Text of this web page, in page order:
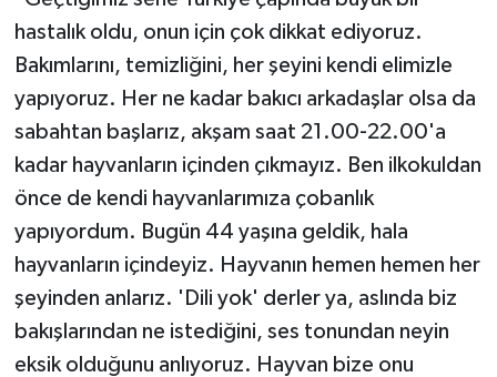
hastalık oldu, onun için çok dikkat ediyoruz.
Bakımlarını, temizliğini, her şeyini kendi elimizle
yapıyoruz. Her ne kadar bakıcı arkadaşlar olsa da
sabahtan başlarız, akşam saat 21.00-22.00'a
kadar hayvanların içinden çıkmayız. Ben ilkokuldan
önce de kendi hayvanlarımıza çobanlık
yapıyordum. Bugün 44 yaşına geldik, hala
hayvanların içindeyiz. Hayvanın hemen hemen her
şeyinden anlarız. 'Dili yok' derler ya, aslında biz
bakışlarından ne istediğini, ses tonundan neyin
eksik olduğunu anlıyoruz. Hayvan bize onu